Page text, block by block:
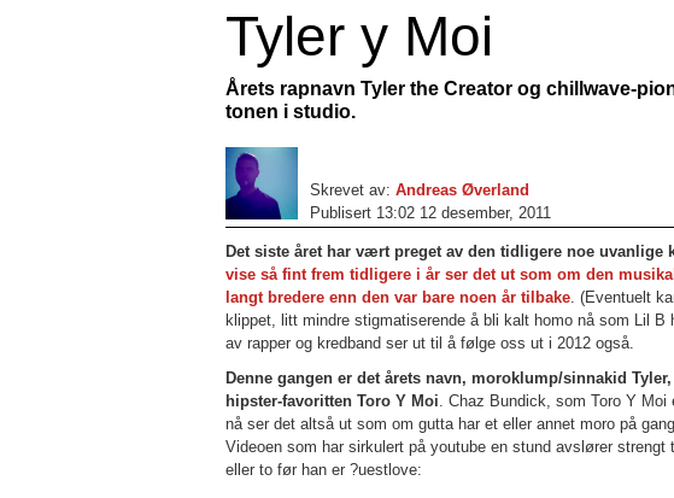
Tyler y Moi
Årets rapnavn Tyler the Creator og chillwave-
tonen i studio.
Skrevet av: Andreas Øverland
Publisert 13:02 12 desember, 2011
Det siste året har vært preget av den tidligere noe uvanlige
vise så fint frem tidligere i år ser det ut som om den
langt bredere enn den var bare noen år tilbake. (Eventuelt
klippet, litt mindre stigmatiserende å bli kalt homo nå som Lil B
av rapper og kredband ser ut til å følge oss ut i 2012 også.
Denne gangen er det årets navn, moroklump/sinnakid
hipster-favoritten Toro Y Moi. Chaz Bundick, som Toro Y Moi
nå ser det altså ut som om gutta har et eller annet moro på
Videoen som har sirkulert på youtube en stund avslører
eller to før han er ?uestlove: